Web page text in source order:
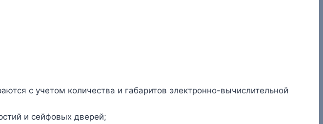
с учетом количества и габаритов электронно-вычислительной
и сейфовых дверей;